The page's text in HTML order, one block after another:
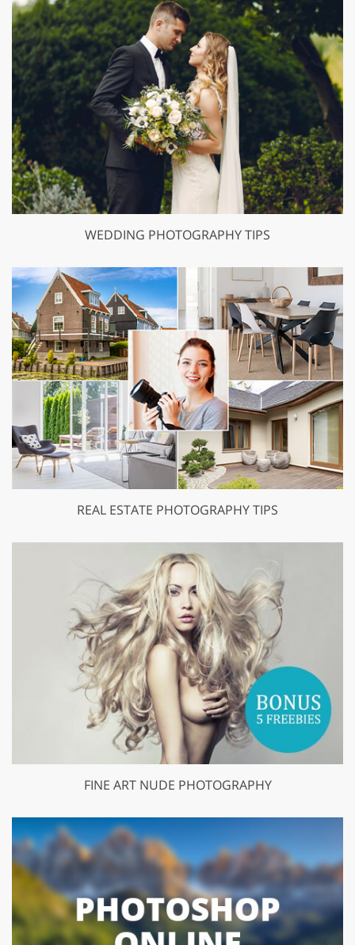
WEDDING PHOTOGRAPHY TIPS
REAL ESTATE PHOTOGRAPHY TIPS
FINE ART NUDE PHOTOGRAPHY